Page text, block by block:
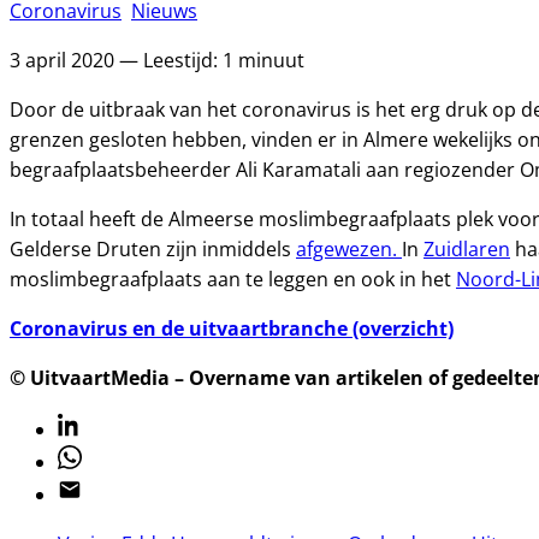
Coronavirus Nieuws
3 april 2020 — Leestijd: 1 minuut
Door de uitbraak van het coronavirus is het erg druk op
grenzen gesloten hebben, vinden er in Almere wekelijks
begraafplaatsbeheerder Ali Karamatali aan regiozender
In totaal heeft de Almeerse moslimbegraafplaats plek
Gelderse Druten zijn inmiddels afgewezen. In Zuidlaren
moslimbegraafplaats aan te leggen en ook in het Noord-
Coronavirus en de uitvaartbranche (overzicht)
© UitvaartMedia – Overname van artikelen of
Linkedin
Whatsapp
Email